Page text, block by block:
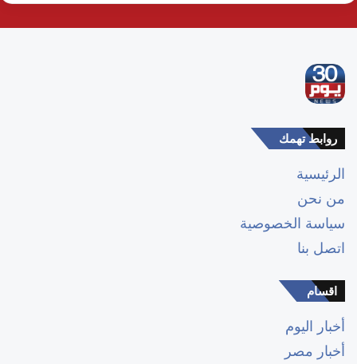
روابط تهمك
الرئيسية
من نحن
سياسة الخصوصية
اتصل بنا
اقسام
أخبار اليوم
أخبار مصر